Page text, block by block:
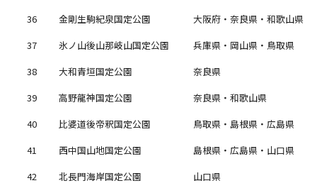
36
金剛生駒紀泉国定公園
大阪府・奈良県・和歌山県
37
氷ノ山後山那岐山国定公園
兵庫県・岡山県・鳥取県
38
大和青垣国定公園
奈良県
39
高野龍神国定公園
奈良県・和歌山県
40
比婆道後帝釈国定公園
鳥取県・島根県・広島県
41
西中国山地国定公園
島根県・広島県・山口県
42
北長門海岸国定公園
山口県